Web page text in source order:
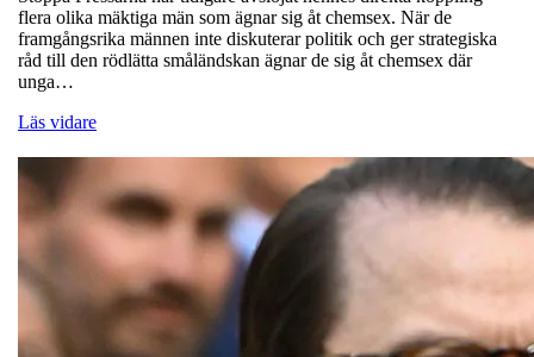
flera olika mäktiga män som ägnar sig åt chemsex. När de
framgångsrika männen inte diskuterar politik och ger strategiska
råd till den rödlätta småländskan ägnar de sig åt chemsex där
unga…
Läs vidare